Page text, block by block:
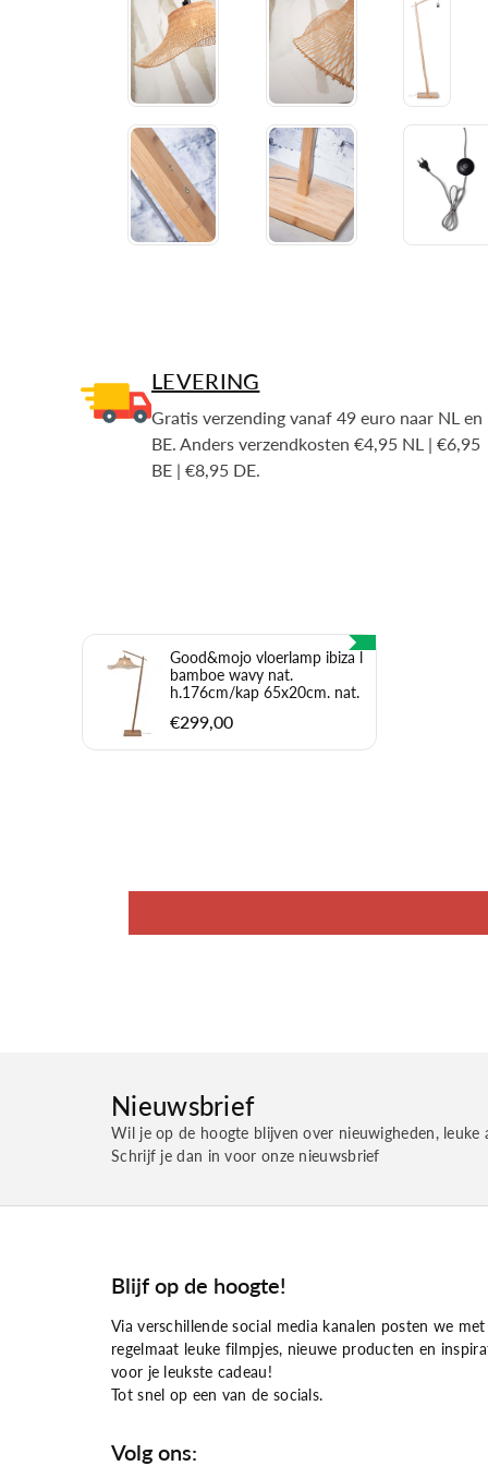
LEVERING
Gratis verzending vanaf 49 euro naar NL en
BE. Anders verzendkosten €4,95 NL | €6,95
BE | €8,95 DE.
Good&mojo vloerlamp ibiza l
bamboe wavy nat.
h.176cm/kap 65x20cm. nat.
€299,00
Nieuwsbrief
Wil je op de hoogte blijven over nieuwigheden, leuke
Schrijf je dan in voor onze nieuwsbrief
Blijf op de hoogte!
Via verschillende social media kanalen posten we met
regelmaat leuke filmpjes, nieuwe producten en
voor je leukste cadeau!
Tot snel op een van de socials.
Volg ons: